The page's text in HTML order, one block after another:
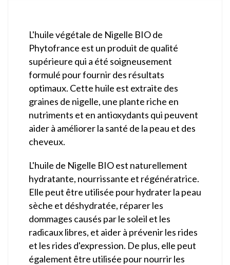
L'huile végétale de Nigelle BIO de
Phytofrance est un produit de qualité
supérieure qui a été soigneusement
formulé pour fournir des résultats
optimaux. Cette huile est extraite des
graines de nigelle, une plante riche en
nutriments et en antioxydants qui peuvent
aider à améliorer la santé de la peau et des
cheveux.
L'huile de Nigelle BIO est naturellement
hydratante, nourrissante et régénératrice.
Elle peut être utilisée pour hydrater la peau
sèche et déshydratée, réparer les
dommages causés par le soleil et les
radicaux libres, et aider à prévenir les rides
et les rides d'expression. De plus, elle peut
également être utilisée pour nourrir les